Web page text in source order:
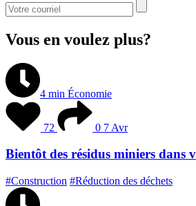
Vous en voulez plus?
4 min Économie
72 0 7 Avr
Bientôt des résidus miniers dans
#Construction #Réduction des déchets